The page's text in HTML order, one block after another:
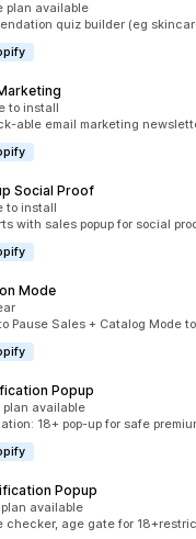
160
plan available
quiz builder (eg
643
to install
able email marketing
Social Proof
981
to install
with sales popup for social
Mode
35
Pause Sales + Catalog Mode
Popup
137
plan available
18+ pop-up for safe
Popup
40
plan available
checker, age gate for